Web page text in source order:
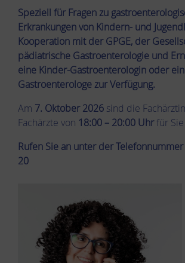
Speziell für Fragen zu
Erkrankungen von Kindern- und
Kooperation mit der GPGE, der
pädiatrische Gastroenterologie und
eine Kinder-Gastroenterologin oder
Gastroenterologe zur Verfügung.
Am 7. Oktober 2026 sind die
Fachärzte von 18:00 – 20:00 Uhrfür Sie
Rufen Sie an unter der
20